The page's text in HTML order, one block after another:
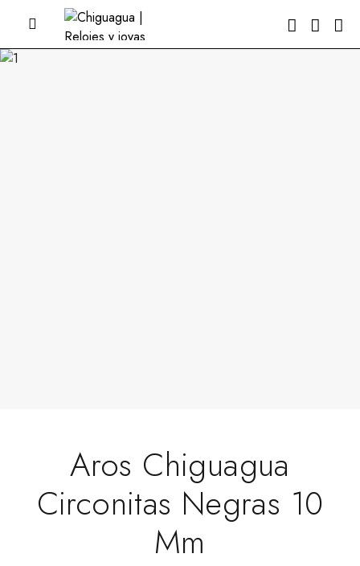
Aros Chiguagua
Circonitas Negras 10
Mm